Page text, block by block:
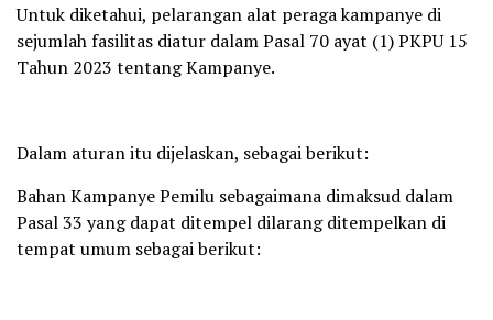
Untuk diketahui, pelarangan alat peraga kampanye di
sejumlah fasilitas diatur dalam Pasal 70 ayat (1) PKPU 15
Tahun 2023 tentang Kampanye.
Dalam aturan itu dijelaskan, sebagai berikut:
Bahan Kampanye Pemilu sebagaimana dimaksud dalam
Pasal 33 yang dapat ditempel dilarang ditempelkan di
tempat umum sebagai berikut: